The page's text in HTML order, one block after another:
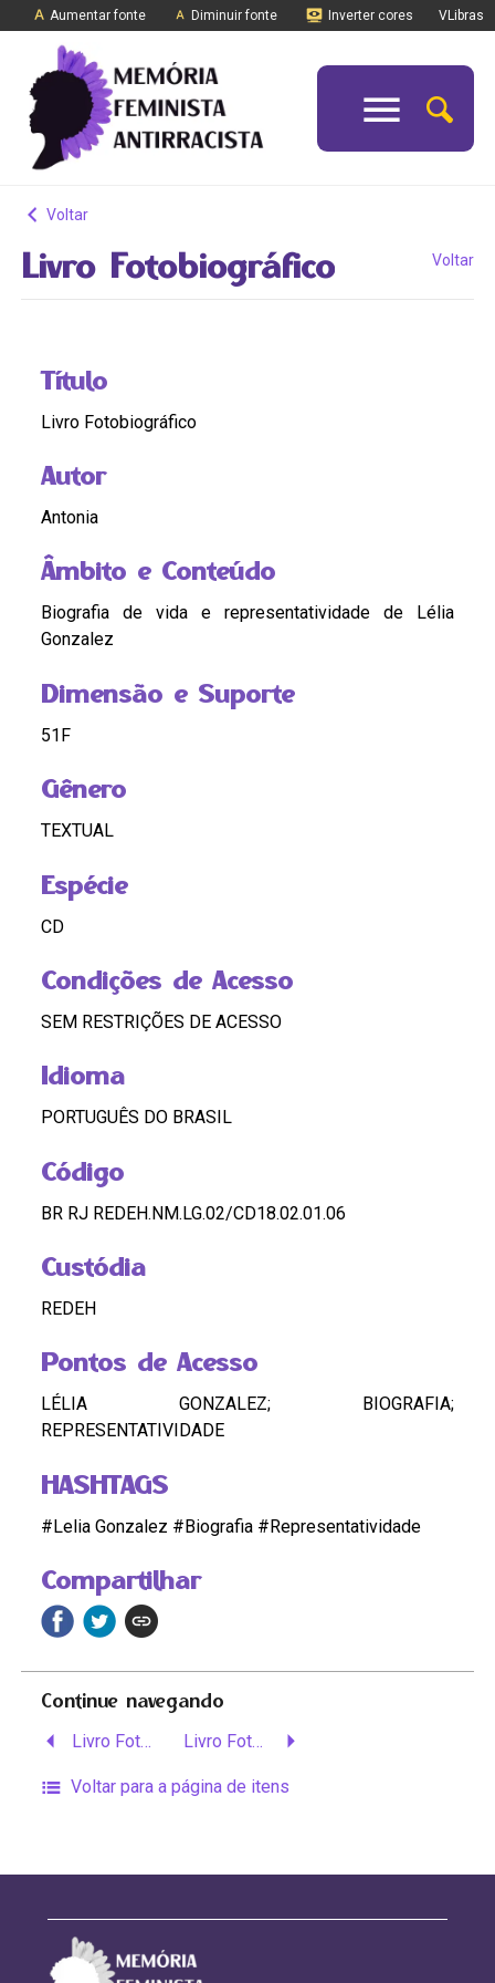
Aumentar fonte Diminuir fonte Inverter cores VLibras
Voltar
Livro Fotobiográfico Voltar
Compartilhar
Título
Livro Fotobiográfico
Autor
Antonia
Âmbito e Conteúdo
Biografia de vida e representatividade de Lélia
Gonzalez
Dimensão e Suporte
51F
Gênero
TEXTUAL
Espécie
CD
Condições de Acesso
SEM RESTRIÇÕES DE ACESSO
Idioma
PORTUGUÊS DO BRASIL
Código
BR RJ REDEH.NM.LG.02/CD18.02.01.06
Custódia
REDEH
Pontos de Acesso
LÉLIA GONZALEZ; BIOGRAFIA;
REPRESENTATIVIDADE
HASHTAGS
#Lelia Gonzalez #Biografia #Representatividade
Continue navegando
Livro Fotobiográfico Livro Fotobiográfico
Voltar para a página de itens